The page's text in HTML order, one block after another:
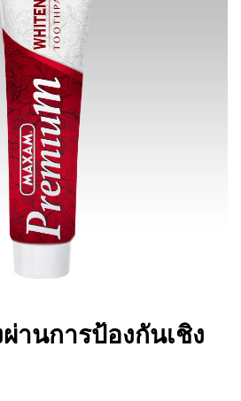
านการป้องกันเชิง